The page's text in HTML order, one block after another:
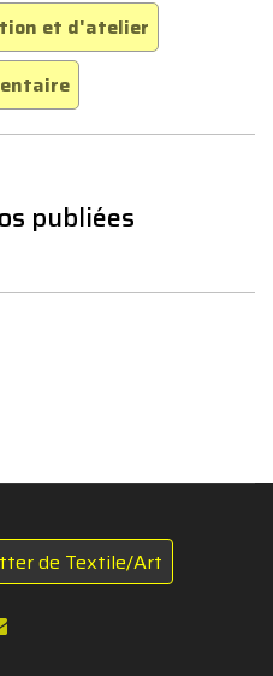
et d'atelier
publiées
de Textile/Art